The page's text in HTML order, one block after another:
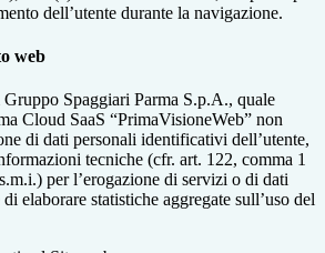
dell’utente durante la navigazione.
web
Spaggiari Parma S.p.A., quale
Cloud SaaS “PrimaVisioneWeb” non
di dati personali identificativi dell’utente,
tecniche (cfr. art. 122, comma 1
per l’erogazione di servizi o di dati
elaborare statistiche aggregate sull’uso del